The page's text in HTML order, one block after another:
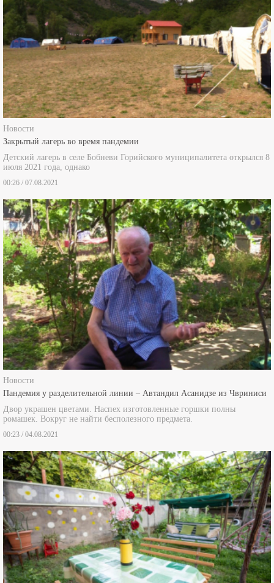
Новости
Закрытый лагерь во время пандемии
Детский лагерь в селе Бобневи Горийского муниципалитета открылся 8
июля 2021 года, однако
00:26 / 07.08.2021
Новости
Пандемия у разделительной линии – Автандил Асанидзе из Чвриниси
Двор украшен цветами. Наспех изготовленные горшки полны
ромашек. Вокруг не найти бесполезного предмета.
00:23 / 04.08.2021